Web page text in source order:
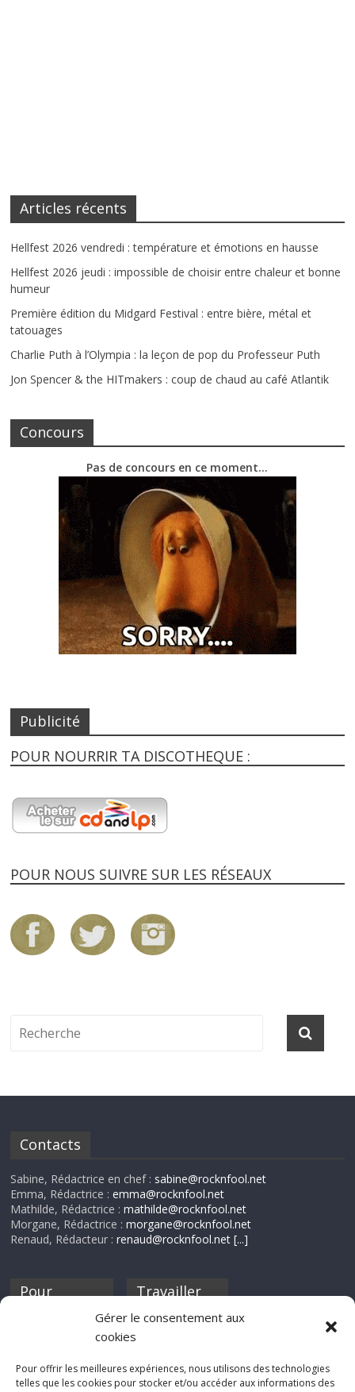
Gérer le consentement aux
cookies
Pour offrir les meilleures expériences, nous utilisons des technologies
telles que les cookies pour stocker et/ou accéder aux informations des
Articles récents
Hellfest 2026 vendredi : température et émotions en hausse
Hellfest 2026 jeudi : impossible de choisir entre chaleur et bonne
humeur
Première édition du Midgard Festival : entre bière, métal et
tatouages
Charlie Puth à l’Olympia : la leçon de pop du Professeur Puth
Jon Spencer & the HITmakers : coup de chaud au café Atlantik
Concours
Pas de concours en ce moment…
Publicité
POUR NOURRIR TA DISCOTHEQUE :
POUR NOUS SUIVRE SUR LES RÉSEAUX
Contacts
Sabine, Rédactrice en chef : sabine@rocknfool.net
Emma, Rédactrice :emma@rocknfool.net
Mathilde, Rédactrice :mathilde@rocknfool.net
Morgane, Rédactrice :morgane@rocknfool.net
Renaud, Rédacteur :renaud@rocknfool.net [...]
Pour
discothèque
Travailler
Si tu souhaites
Rocknfool, n'hésite
pas à nous envoyer